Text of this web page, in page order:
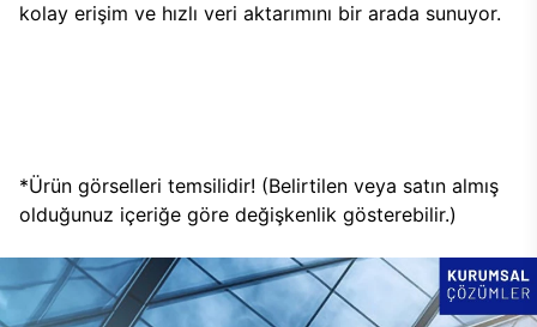
kolay erişim ve hızlı veri aktarımını bir arada sunuyor.
*Ürün görselleri temsilidir! (Belirtilen veya satın almış
olduğunuz içeriğe göre değişkenlik gösterebilir.)